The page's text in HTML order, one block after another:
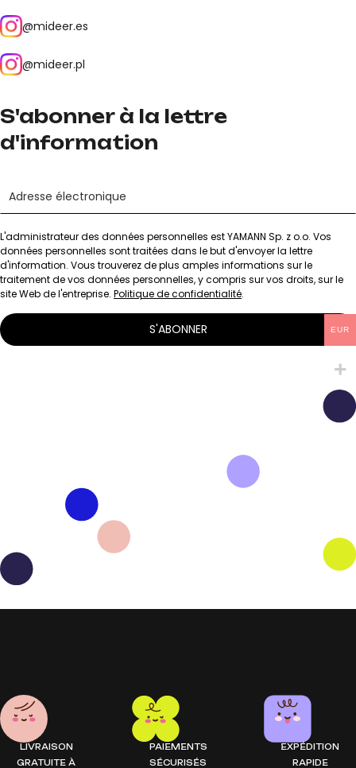
@mideer.es
@mideer.pl
S'abonner à la lettre
d'information
L'administrateur des données personnelles est YAMANN Sp. z o.o. Vos
données personnelles sont traitées dans le but d'envoyer la lettre
d'information. Vous trouverez de plus amples informations sur le
traitement de vos données personnelles, y compris sur vos droits, sur le
site Web de l'entreprise. Politique de confidentialité.
S'ABONNER
LIVRAISON
GRATUITE À
PAIEMENTS
SÉCURISÉS
EXPÉDITION
RAPIDE
EUR